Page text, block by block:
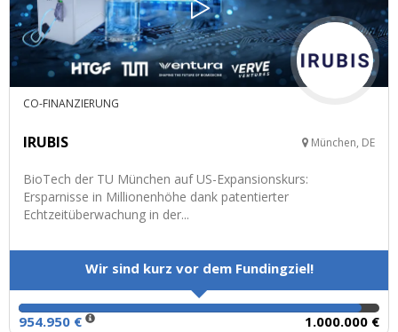
CO-FINANZIERUNG
IRUBIS München, DE
BioTech der TU München auf US-Expansionskurs:
Ersparnisse in Millionenhöhe dank patentierter
Echtzeitüberwachung in der...
Wir sind kurz vor dem Fundingziel!
954.950 € 1.000.000 €